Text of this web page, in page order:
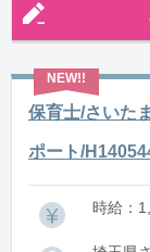
保育士/さいた
ポート/
時給：